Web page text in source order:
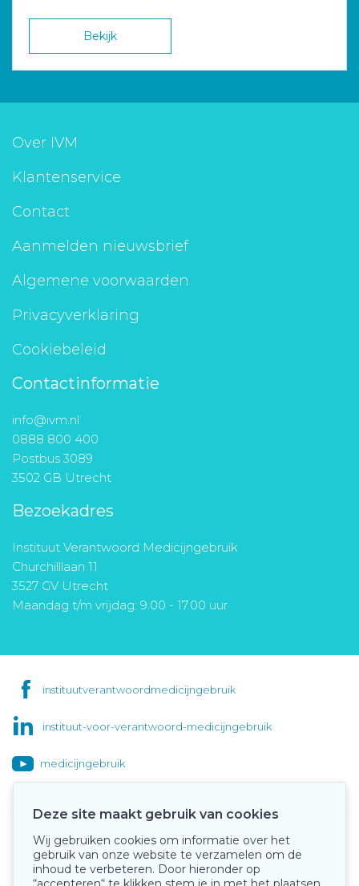
Bekijk
Over IVM
Klantenservice
Contact
Aanmelden nieuwsbrief
Algemene voorwaarden
Privacyverklaring
Cookiebeleid
Contactinformatie
info@ivm.nl
0888 800 400
Postbus 3089
3502 GB Utrecht
Bezoekadres
Instituut Verantwoord Medicijngebruik
Churchilllaan 11
3527 GV Utrecht
Maandag t/m vrijdag: 9.00 - 17.00 uur
instituutverantwoordmedicijngebruik
instituut-voor-verantwoord-medicijngebruik
medicijngebruik
Onze keurmerken
Deze site maakt gebruik van cookies
Wij gebruiken cookies om informatie over het
gebruik van onze website te verzamelen om de
inhoud te verbeteren. Door hieronder op